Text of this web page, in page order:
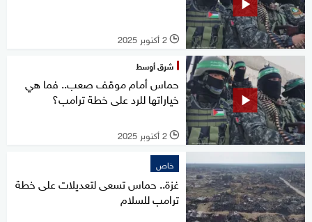
l 2 أكتوبر 2025
شرق أوسط
حماس أمام موقف صعب.. فما هي
خياراتها للرد على خطة ترامب؟
l 2 أكتوبر 2025
خاص
غزة.. حماس تسعى لتعديلات على خطة
ترامب للسلام